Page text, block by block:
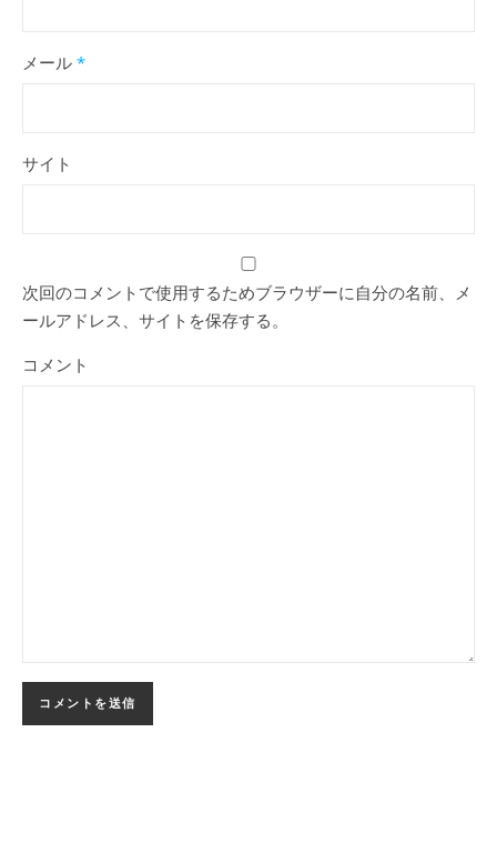
メール *
サイト
次回のコメントで使用するためブラウザーに自分の名前、メ
ールアドレス、サイトを保存する。
コメント